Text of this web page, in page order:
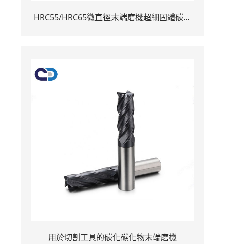
HRC55/HRC65微直徑末端磨機超細固體碳化
用於切割工具的碳化碳化物末端磨機